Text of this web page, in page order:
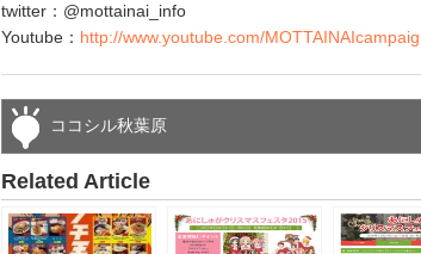
twitter：@mottainai_info
Youtube： http://www.youtube.com/
ココシル秋葉原
Related Article